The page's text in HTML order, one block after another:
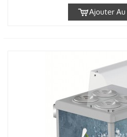
Ajouter Au